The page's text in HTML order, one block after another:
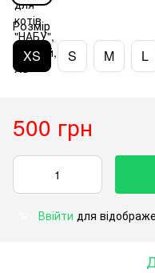
Розмір
XS S M L
500 грн
Ввійти для